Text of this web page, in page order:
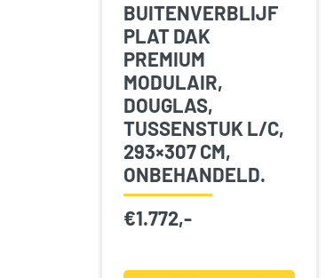
BUITENVERBLIJF
PLAT DAK
PREMIUM
MODULAIR,
DOUGLAS,
TUSSENSTUK L/C,
293×307 CM,
ONBEHANDELD.
€1.772,-